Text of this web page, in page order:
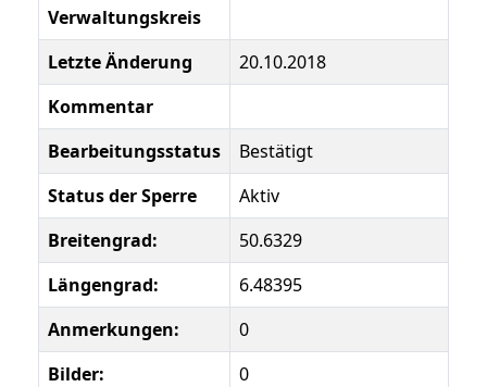
Verwaltungskreis
Letzte Änderung
20.10.2018
Kommentar
Bearbeitungsstatus
Bestätigt
Status der Sperre
Aktiv
Breitengrad:
50.6329
Längengrad:
6.48395
Anmerkungen:
0
Bilder:
0